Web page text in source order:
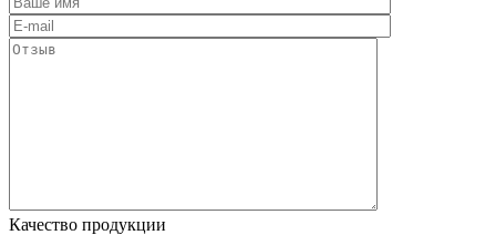
Качество продукции